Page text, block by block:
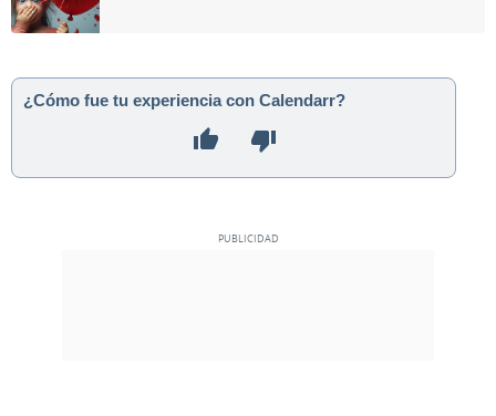
¿Cómo fue tu experiencia con Calendarr?